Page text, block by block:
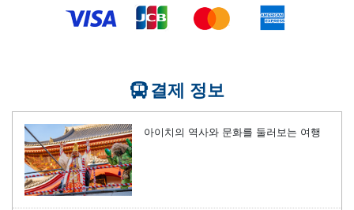
결제 정보
아이치의 역사와 문화를 둘러보는 여행